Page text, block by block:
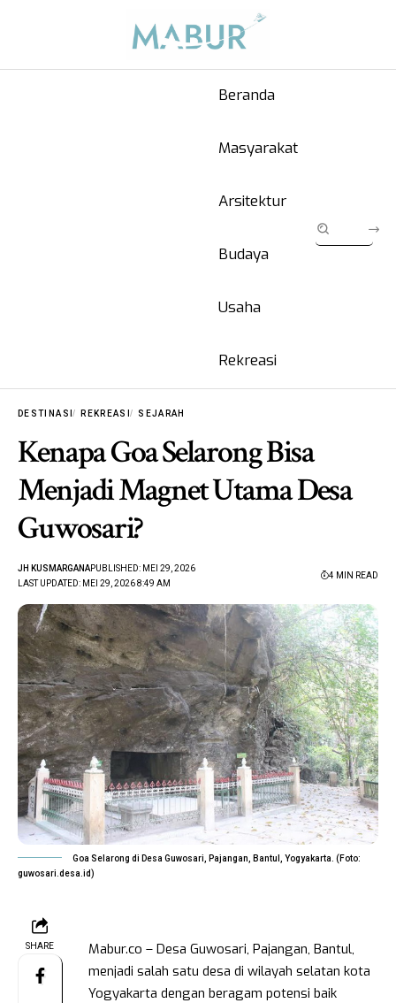
Beranda
Masyarakat
Arsitektur
Budaya
Usaha
Rekreasi
DESTINASI REKREASI SEJARAH
Kenapa Goa Selarong Bisa
Menjadi Magnet Utama Desa
Guwosari?
LAST UPDATED: MEI 29, 2026 8:49 AM
JH KUSMARGANAPUBLISHED: MEI 29, 2026
4 MIN READ
Goa Selarong di Desa Guwosari, Pajangan, Bantul, Yogyakarta. (Foto:
guwosari.desa.id)
SHARE
Mabur.co – Desa Guwosari, Pajangan, Bantul,
menjadi salah satu desa di wilayah selatan kota
Yogyakarta dengan beragam potensi baik